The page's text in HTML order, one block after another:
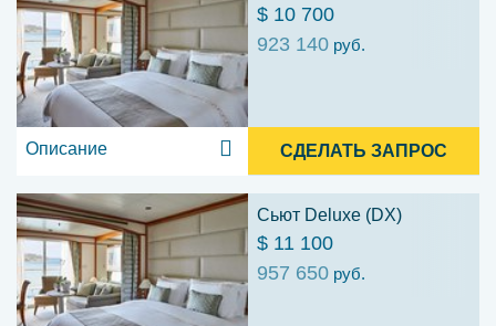
$ 10 700
923 140 руб.
Описание СДЕЛАТЬ ЗАПРОС
Сьют Deluxe (DX)
$ 11 100
957 650 руб.